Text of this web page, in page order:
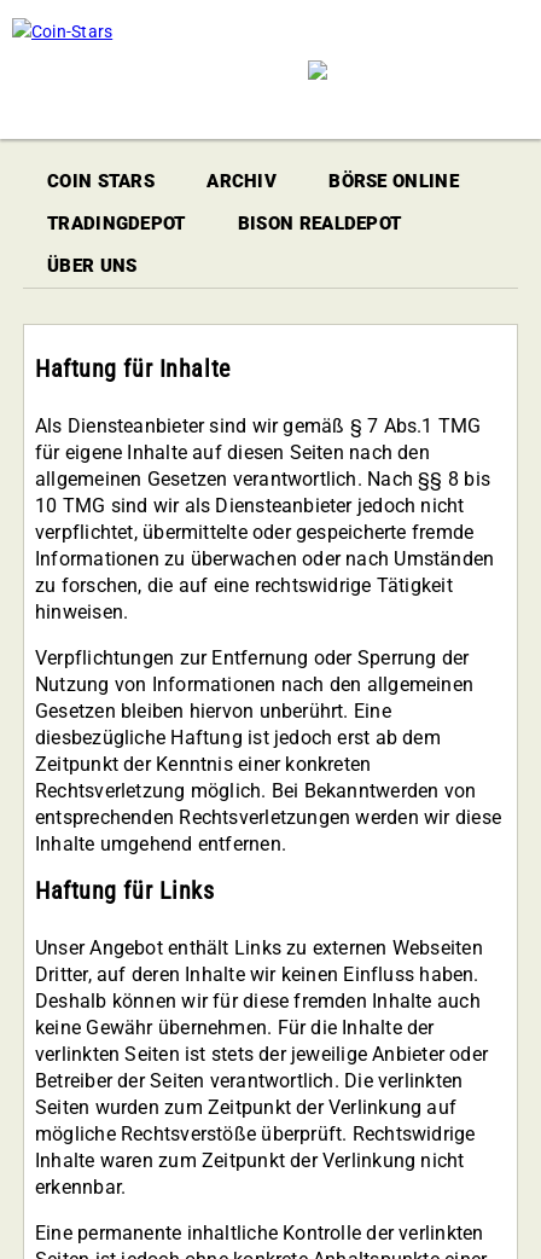
COIN STARS ARCHIV
BÖRSE ONLINE
TRADINGDEPOT
BISON REALDEPOT
ÜBER UNS
Haftung für Inhalte
Als Diensteanbieter sind wir gemäß § 7 Abs.1 TMG
für eigene Inhalte auf diesen Seiten nach den
allgemeinen Gesetzen verantwortlich. Nach §§ 8 bis
10 TMG sind wir als Diensteanbieter jedoch nicht
verpflichtet, übermittelte oder gespeicherte fremde
Informationen zu überwachen oder nach Umständen
zu forschen, die auf eine rechtswidrige Tätigkeit
hinweisen.
Verpflichtungen zur Entfernung oder Sperrung der
Nutzung von Informationen nach den allgemeinen
Gesetzen bleiben hiervon unberührt. Eine
diesbezügliche Haftung ist jedoch erst ab dem
Zeitpunkt der Kenntnis einer konkreten
Rechtsverletzung möglich. Bei Bekanntwerden von
entsprechenden Rechtsverletzungen werden wir diese
Inhalte umgehend entfernen.
Haftung für Links
Unser Angebot enthält Links zu externen Webseiten
Dritter, auf deren Inhalte wir keinen Einfluss haben.
Deshalb können wir für diese fremden Inhalte auch
keine Gewähr übernehmen. Für die Inhalte der
verlinkten Seiten ist stets der jeweilige Anbieter oder
Betreiber der Seiten verantwortlich. Die verlinkten
Seiten wurden zum Zeitpunkt der Verlinkung auf
mögliche Rechtsverstöße überprüft. Rechtswidrige
Inhalte waren zum Zeitpunkt der Verlinkung nicht
erkennbar.
Eine permanente inhaltliche Kontrolle der verlinkten